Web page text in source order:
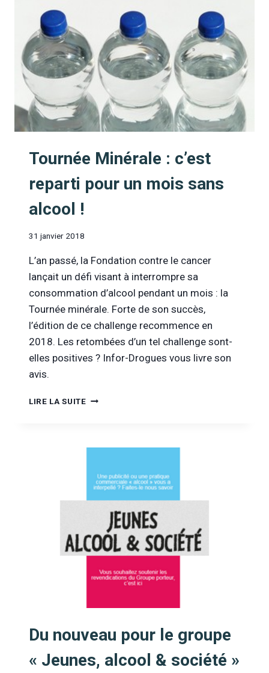
Tournée Minérale : c’est
reparti pour un mois sans
alcool !
31 janvier 2018
L’an passé, la Fondation contre le cancer
lançait un défi visant à interrompre sa
consommation d’alcool pendant un mois : la
Tournée minérale. Forte de son succès,
l’édition de ce challenge recommence en
2018. Les retombées d’un tel challenge sont-
elles positives ? Infor-Drogues vous livre son
avis.
LIRE LA SUITETOURNÉE
REPARTI
UN
MOIS
SANS
ALCOOL
Du nouveau pour le groupe
« Jeunes, alcool & société »